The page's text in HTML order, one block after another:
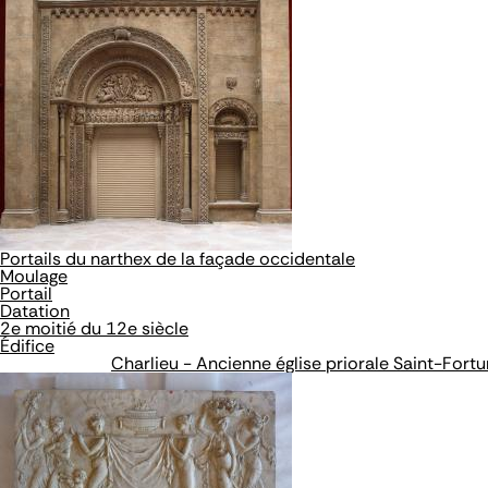
Portails du narthex de la façade occidentale
Moulage
Portail
Datation
2e moitié du 12e siècle
Édifice
Charlieu - Ancienne église priorale Saint-